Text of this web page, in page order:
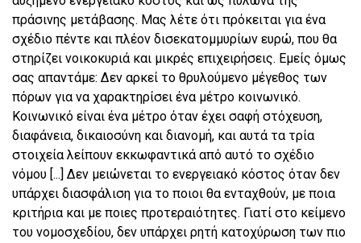
πράσινης μετάβασης. Μας λέτε ότι πρόκειται για ένα
σχέδιο πέντε και πλέον δισεκατομμυρίων ευρώ, που θα
στηρίζει νοικοκυριά και μικρές επιχειρήσεις. Εμείς όμως
σας απαντάμε: Δεν αρκεί το θρυλούμενο μέγεθος των
πόρων για να χαρακτηρίσει ένα μέτρο κοινωνικό.
Κοινωνικό είναι ένα μέτρο όταν έχει σαφή στόχευση,
διαφάνεια, δικαιοσύνη και διανομή, και αυτά τα τρία
στοιχεία λείπουν εκκωφαντικά από αυτό το σχέδιο
νόμου [...] Δεν μειώνεται το ενεργειακό κόστος όταν δεν
υπάρχει διασφάλιση για το ποιοι θα ενταχθούν, με ποια
κριτήρια και με ποιες προτεραιότητες. Γιατί στο κείμενο
του νομοσχεδίου, δεν υπάρχει ρητή κατοχύρωση των πιο